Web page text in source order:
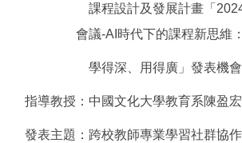
課程設計及發展計畫「
會議-AI時代下的課程新思維
學得深、用得廣」發表機
指導教授：中國文化大學教育系陳盈
發表主題：跨校教師專業學習社群協